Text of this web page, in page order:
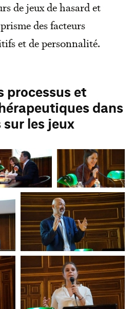
de jeux de hasard et
des facteurs
et de personnalité.
processus et
dans
sur les jeux